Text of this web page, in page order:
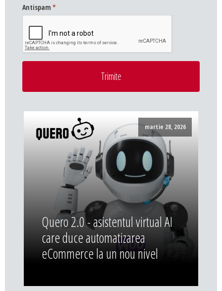
Antispam *
Trimite
martie 28, 2026
Quero 2.0 - asistentul virtual AI
care duce automatizarea
eCommerce la un nou nivel